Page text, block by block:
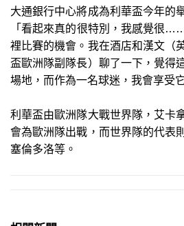
大通銀行中心將成為利華盃今年的
「看起來真的很特別，我感覺很
裡比賽的機會。我在酒店和漢文（
盃歐洲隊副隊長）聊了一下，覺得
場地，而作為一名球迷，我會享受它
利華盃由歐洲隊大戰世界隊，艾卡
會為歐洲隊出戰，而世界隊的代表
塞倫多洛等。